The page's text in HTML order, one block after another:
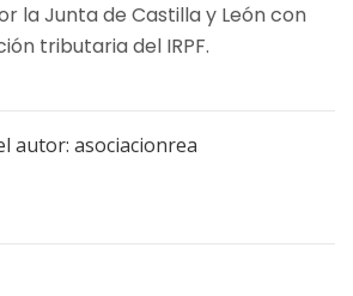
la Junta de Castilla y León con
tributaria del IRPF.
autor: asociacionrea